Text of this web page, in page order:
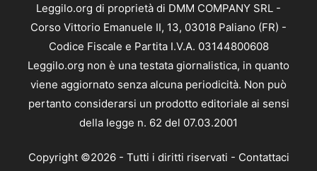
Leggilo.org di proprietà di DMM COMPANY SRL -
Corso Vittorio Emanuele II, 13, 03018 Paliano (FR) -
Codice Fiscale e Partita I.V.A. 03144800608
Leggilo.org non è una testata giornalistica, in quanto
viene aggiornato senza alcuna periodicità. Non può
pertanto considerarsi un prodotto editoriale ai sensi
della legge n. 62 del 07.03.2001
Copyright ©2026 - Tutti i diritti riservati - Contattaci